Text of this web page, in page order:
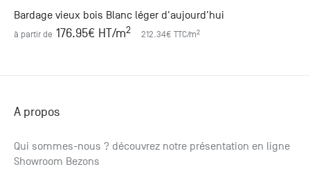
Bardage vieux bois Blanc léger d'aujourd'hui
à partir de 176.95€ HT/m2 212.34€ TTC/m2
A propos
Qui sommes-nous ? découvrez notre présentation en ligne
Showroom Bezons